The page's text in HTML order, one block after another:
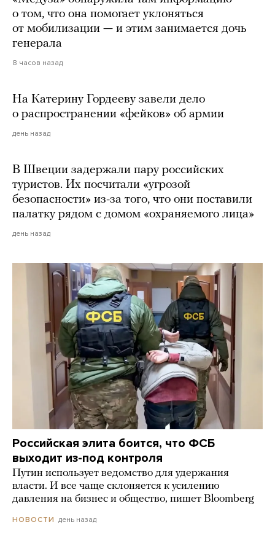
о том, что она помогает уклоняться
от мобилизации — и этим занимается дочь
генерала
8 часов назад
На Катерину Гордееву завели дело
о распространении «фейков» об армии
день назад
В Швеции задержали пару российских
туристов. Их посчитали «угрозой
безопасности» из-за того, что они поставили
палатку рядом с домом «охраняемого лица»
день назад
Российская элита боится, что ФСБ
выходит из-под контроля
Путин использует ведомство для удержания
власти. И все чаще склоняется к усилению
давления на бизнес и общество, пишет Bloomberg
НОВОСТИ день назад